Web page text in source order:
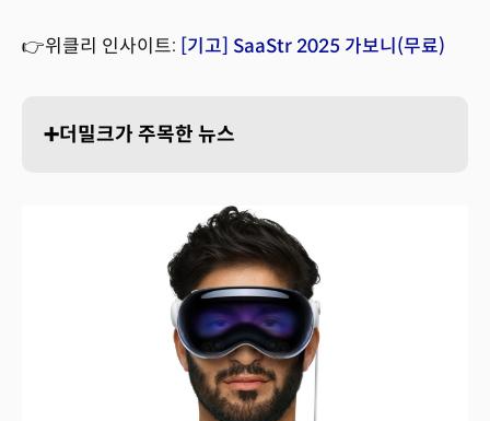
👉위클리 인사이트: [기고] SaaStr 2025 가보니(무료)
➕더밀크가 주목한 뉴스